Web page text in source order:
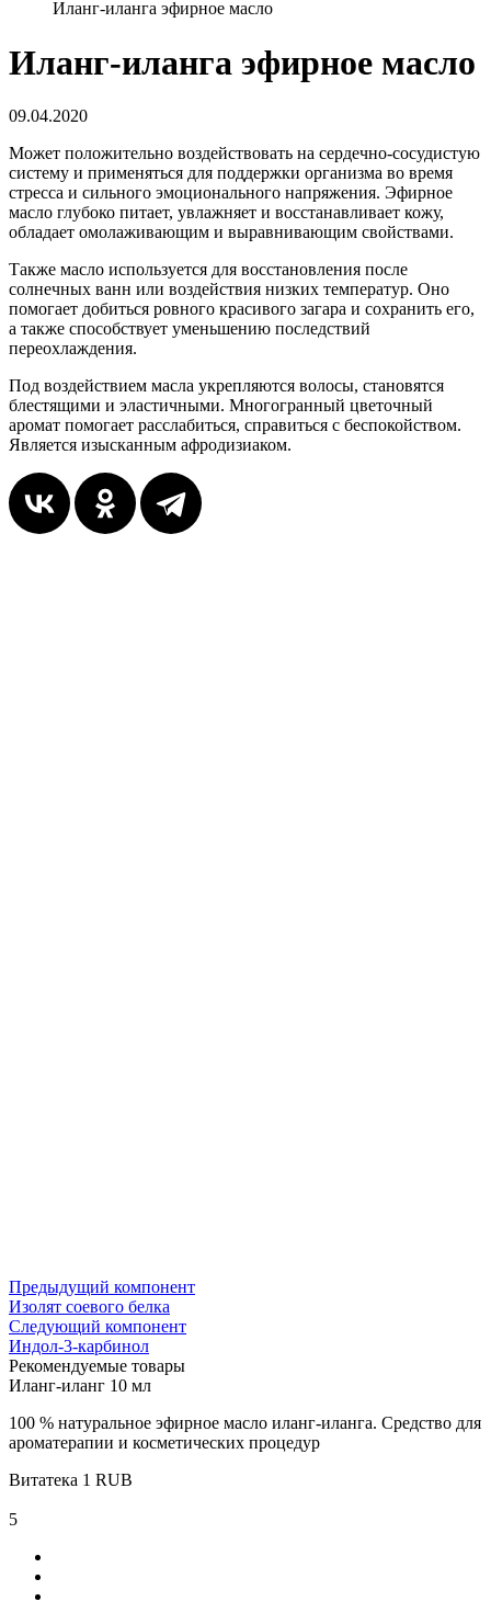
Иланг-иланга эфирное масло
Иланг-иланга эфирное масло
09.04.2020
Может положительно воздействовать на сердечно-сосудистую
систему и применяться для поддержки организма во время
стресса и сильного эмоционального напряжения. Эфирное
масло глубоко питает, увлажняет и восстанавливает кожу,
обладает омолаживающим и выравнивающим свойствами.
Также масло используется для восстановления после
солнечных ванн или воздействия низких температур. Оно
помогает добиться ровного красивого загара и сохранить его,
а также способствует уменьшению последствий
переохлаждения.
Под воздействием масла укрепляются волосы, становятся
блестящими и эластичными. Многогранный цветочный
аромат помогает расслабиться, справиться с беспокойством.
Является изысканным афродизиаком.
Предыдущий компонент
Изолят соевого белка
Следующий компонент
Индол-3-карбинол
Рекомендуемые товары
Иланг-иланг 10 мл
100 % натуральное эфирное масло иланг-иланга. Средство для
ароматерапии и косметических процедур
Витатека 1 RUB
5